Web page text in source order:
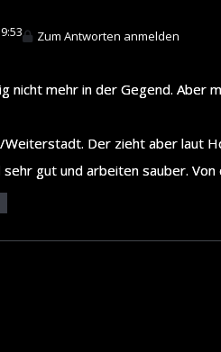
Zum Antworten anmelden
nicht mehr in der Gegend. Aber
Weiterstadt. Der zieht aber laut
sehr gut und arbeiten sauber.